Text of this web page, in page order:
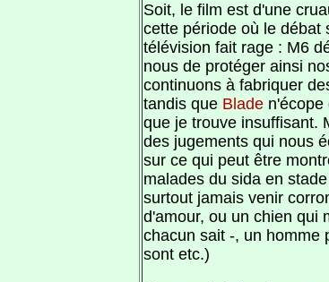
Soit, le film est d'une
cette période où le débat
télévision fait rage : M6
nous de protéger ainsi
continuons à fabriquer
tandis que Blade n'écope
que je trouve insuffisant.
des jugements qui nous
sur ce qui peut être
malades du sida en
surtout jamais venir
d'amour, ou un chien qui
chacun sait -, un homme
sont etc.)